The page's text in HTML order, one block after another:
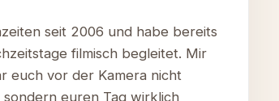
seit 2006 und habe bereits
filmisch begleitet. Mir
euch vor der Kamera nicht
euren Tag wirklich